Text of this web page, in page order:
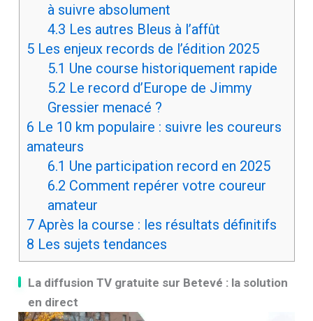
à suivre absolument
4.3 Les autres Bleus à l’affût
5Les enjeux records de l’édition 2025
5.1 Une course historiquement rapide
5.2 Le record d’Europe de Jimmy
Gressier menacé ?
6 Le 10 km populaire : suivre les coureurs
amateurs
6.1 Une participation record en 2025
6.2 Comment repérer votre coureur
amateur
7Après la course : les résultats définitifs
8 Les sujets tendances
La diffusion TV gratuite sur Betevé : la solution
en direct